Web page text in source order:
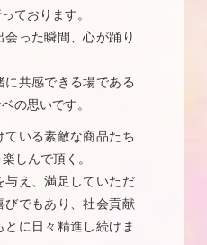
ております。
った瞬間、心が踊り
共感できる場である
の思いです。
いる素敵な商品たち
しんで頂く。
与え、満足していただ
びでもあり、社会貢献
に日々精進し続けま